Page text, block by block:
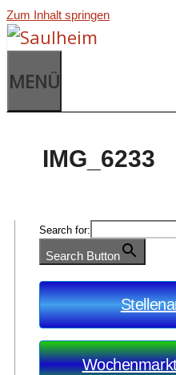
Zum Inhalt springen
MENÜ
IMG_6233
Search for:
Search Button